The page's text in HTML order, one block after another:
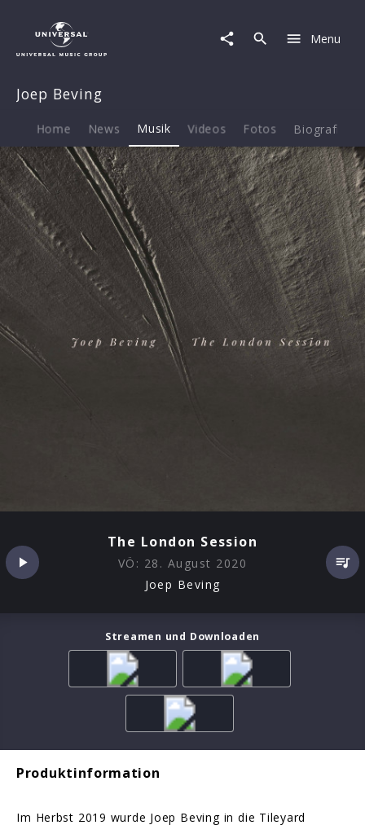
Musik
The
Session
Menu
Joep Beving
Home News Musik Videos Fotos Biografie
The London Session
VÖ: 28. August 2020
Joep Beving
Streamen und Downloaden
Produktinformation
Im Herbst 2019 wurde Joep Beving in die Tileyard